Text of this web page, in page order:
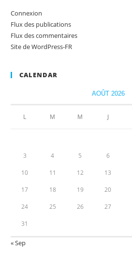
Connexion
Flux des publications
Flux des commentaires
Site de WordPress-FR
CALENDAR
AOÛT 2026
L M M J
3 4 5 6
10 11 12 13
17 18 19 20
24 25 26 27
31
« Sep